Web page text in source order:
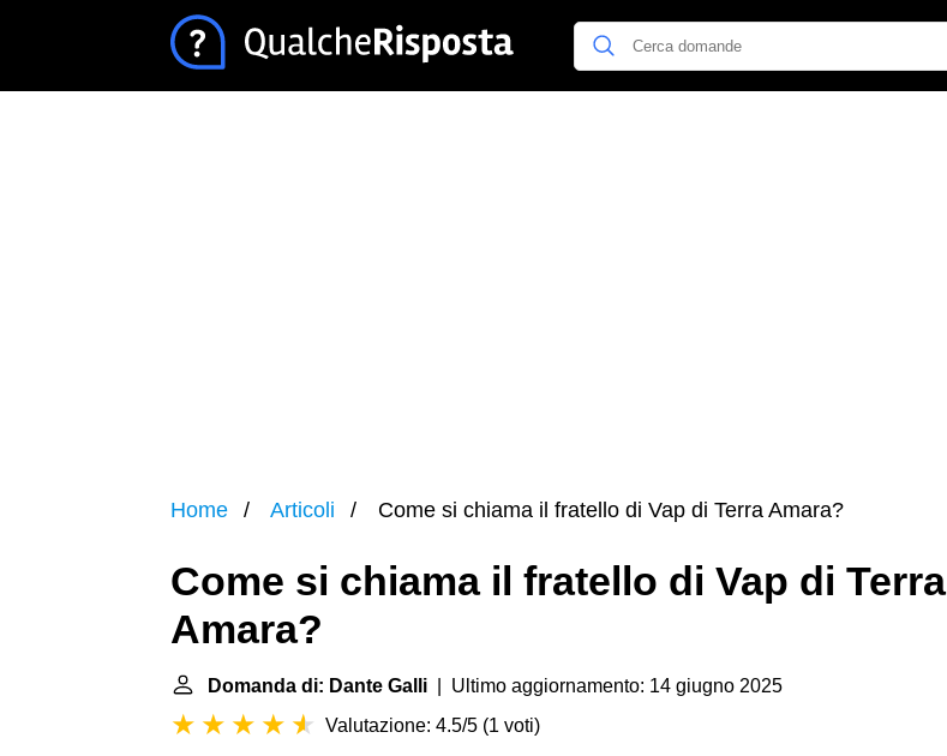
Home Articoli Come si chiama il fratello di Vap di Terra Amara?
Come si chiama il fratello di Vap di Terra
Amara?
Domanda di: Dante Galli | Ultimo aggiornamento: 14 giugno 2025
Valutazione: 4.5/5 (1 voti)